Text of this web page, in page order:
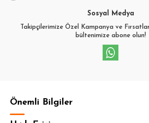
Sosyal Medya
Takipçilerimize Özel Kampanya ve
bültenimize abone olun!
Önemli Bilgiler